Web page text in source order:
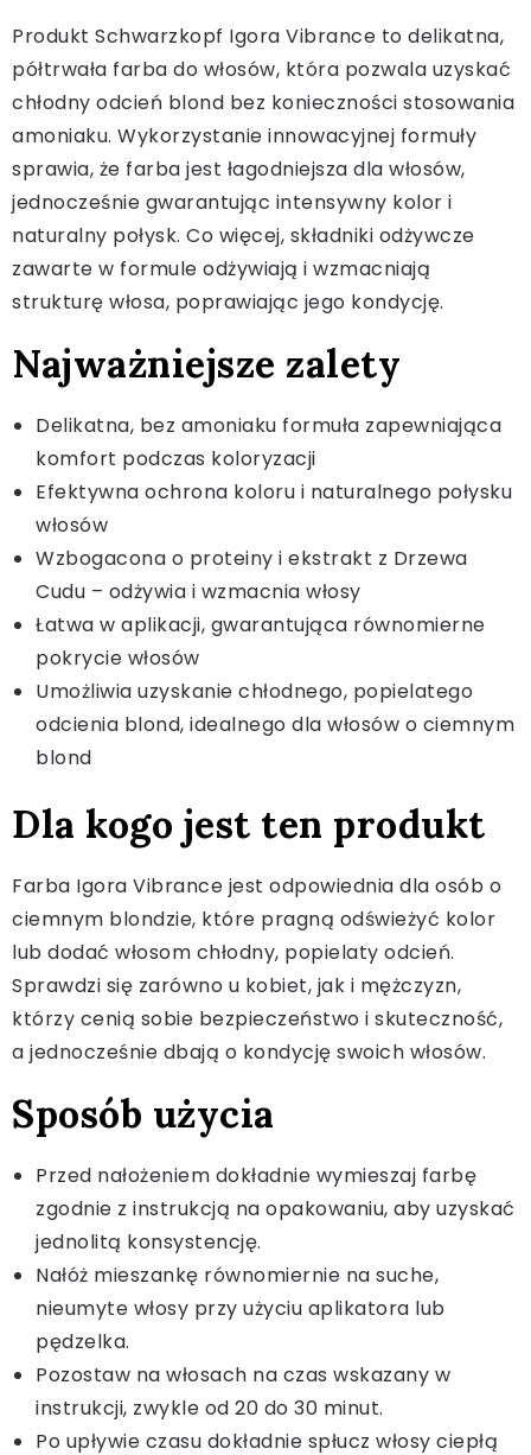
Produkt Schwarzkopf Igora Vibrance to delikatna,
półtrwała farba do włosów, która pozwala uzyskać
chłodny odcień blond bez konieczności stosowania
amoniaku. Wykorzystanie innowacyjnej formuły
sprawia, że farba jest łagodniejsza dla włosów,
jednocześnie gwarantując intensywny kolor i
naturalny połysk. Co więcej, składniki odżywcze
zawarte w formule odżywiają i wzmacniają
strukturę włosa, poprawiając jego kondycję.
Najważniejsze zalety
Delikatna, bez amoniaku formuła zapewniająca
komfort podczas koloryzacji
Efektywna ochrona koloru i naturalnego połysku
włosów
Wzbogacona o proteiny i ekstrakt z Drzewa
Cudu – odżywia i wzmacnia włosy
Łatwa w aplikacji, gwarantująca równomierne
pokrycie włosów
Umożliwia uzyskanie chłodnego, popielatego
odcienia blond, idealnego dla włosów o ciemnym
blond
Dla kogo jest ten produkt
Farba Igora Vibrance jest odpowiednia dla osób o
ciemnym blondzie, które pragną odświeżyć kolor
lub dodać włosom chłodny, popielaty odcień.
Sprawdzi się zarówno u kobiet, jak i mężczyzn,
którzy cenią sobie bezpieczeństwo i skuteczność,
a jednocześnie dbają o kondycję swoich włosów.
Sposób użycia
Przed nałożeniem dokładnie wymieszaj farbę
zgodnie z instrukcją na opakowaniu, aby uzyskać
jednolitą konsystencję.
Nałóż mieszankę równomiernie na suche,
nieumyte włosy przy użyciu aplikatora lub
pędzelka.
Pozostaw na włosach na czas wskazany w
instrukcji, zwykle od 20 do 30 minut.
Po upływie czasu dokładnie spłucz włosy ciepłą